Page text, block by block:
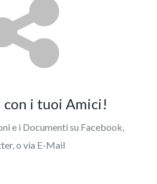
i tuoi Amici!
e i Documenti su Facebook,
o via E-Mail